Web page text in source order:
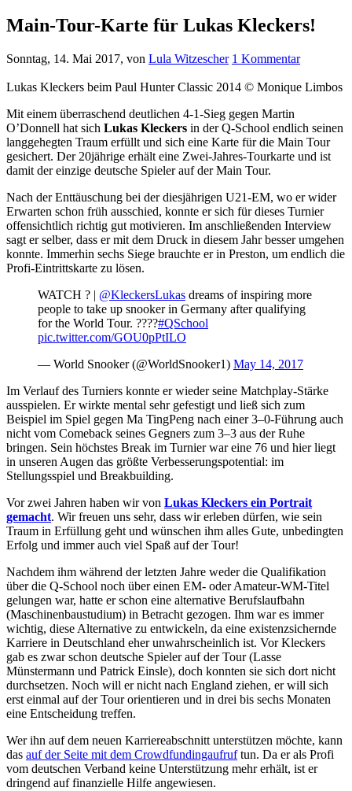
Main-Tour-Karte für Lukas Kleckers!
Sonntag, 14. Mai 2017, von Lula Witzescher 1 Kommentar
Lukas Kleckers beim Paul Hunter Classic 2014 © Monique Limbos
Mit einem überraschend deutlichen 4-1-Sieg gegen Martin
O’Donnell hat sich Lukas Kleckers in der Q-School endlich seinen
langgehegten Traum erfüllt und sich eine Karte für die Main Tour
gesichert. Der 20jährige erhält eine Zwei-Jahres-Tourkarte und ist
damit der einzige deutsche Spieler auf der Main Tour.
Nach der Enttäuschung bei der diesjährigen U21-EM, wo er wider
Erwarten schon früh ausschied, konnte er sich für dieses Turnier
offensichtlich richtig gut motivieren. Im anschließenden Interview
sagt er selber, dass er mit dem Druck in diesem Jahr besser umgehen
konnte. Immerhin sechs Siege brauchte er in Preston, um endlich die
Profi-Eintrittskarte zu lösen.
WATCH ? | @KleckersLukas dreams of inspiring more
people to take up snooker in Germany after qualifying
for the World Tour. ????#QSchool
pic.twitter.com/GOU0pPtILO
— World Snooker (@WorldSnooker1) May 14, 2017
Im Verlauf des Turniers konnte er wieder seine Matchplay-Stärke
ausspielen. Er wirkte mental sehr gefestigt und ließ sich zum
Beispiel im Spiel gegen Ma TingPeng nach einer 3–0-Führung auch
nicht vom Comeback seines Gegners zum 3–3 aus der Ruhe
bringen. Sein höchstes Break im Turnier war eine 76 und hier liegt
in unseren Augen das größte Verbesserungspotential: im
Stellungsspiel und Breakbuilding.
Vor zwei Jahren haben wir von Lukas Kleckers ein Portrait
gemacht. Wir freuen uns sehr, dass wir erleben dürfen, wie sein
Traum in Erfüllung geht und wünschen ihm alles Gute, unbedingten
Erfolg und immer auch viel Spaß auf der Tour!
Nachdem ihm während der letzten Jahre weder die Qualifikation
über die Q-School noch über einen EM- oder Amateur-WM-Titel
gelungen war, hatte er schon eine alternative Berufslaufbahn
(Maschinenbaustudium) in Betracht gezogen. Ihm war es immer
wichtig, diese Alternative zu entwickeln, da eine existenzsichernde
Karriere in Deutschland eher unwahrscheinlich ist. Vor Kleckers
gab es zwar schon deutsche Spieler auf der Tour (Lasse
Münstermann und Patrick Einsle), doch konnten sie sich dort nicht
durchsetzen. Noch will er nicht nach England ziehen, er will sich
erst einmal auf der Tour orientieren und in drei bis sechs Monaten
eine Entscheidung treffen.
Wer ihn auf dem neuen Karriereabschnitt unterstützen möchte, kann
das auf der Seite mit dem Crowdfundingaufruftun. Da er als Profi
vom deutschen Verband keine Unterstützung mehr erhält, ist er
dringend auf finanzielle Hilfe angewiesen.